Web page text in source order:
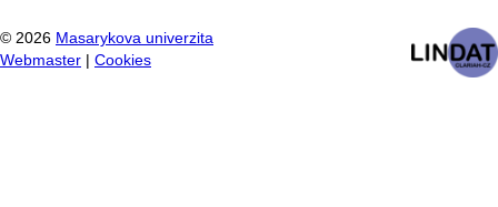
© 2026 Masarykova univerzita
Webmaster
Cookies